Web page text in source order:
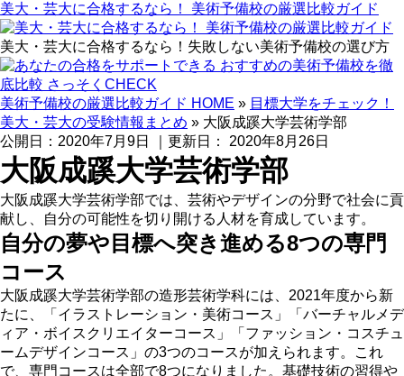
美大・芸大に合格するなら！ 美術予備校の厳選比較ガイド
美大・芸大に合格するなら！失敗しない美術予備校の選び方
美術予備校の厳選比較ガイド HOME » 目標大学をチェック！
美大・芸大の受験情報まとめ » 大阪成蹊大学芸術学部
公開日： 2020年7月9日 ｜更新日： 2020年8月26日
大阪成蹊大学芸術学部
大阪成蹊大学芸術学部では、芸術やデザインの分野で社会に貢
献し、自分の可能性を切り開ける人材を育成しています。
自分の夢や目標へ突き進める8つの専門
コース
大阪成蹊大学芸術学部の造形芸術学科には、2021年度から新
たに、「イラストレーション・美術コース」「バーチャルメデ
ィア・ボイスクリエイターコース」「ファッション・コスチュ
ームデザインコース」の3つのコースが加えられます。これ
で、専門コースは全部で8つになりました。基礎技術の習得や